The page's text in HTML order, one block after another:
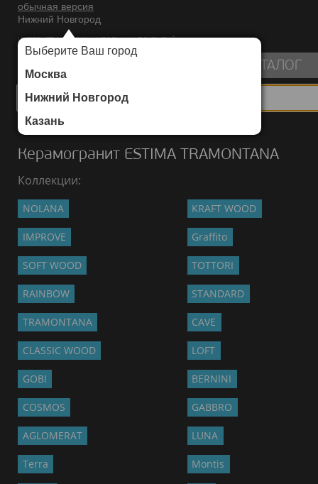
обычная версия
Нижний Новгород
Выберите Ваш город
Москва
Нижний Новгород
Казань
ИНТЕРНЕТ-МАГАЗИН НАПОЛЬНЫХ ПОКРЫТИЙ
КАТАЛОГ
Каталог
Керамогранит ESTIMA TRAMONTANA
Коллекции:
NOLANA KRAFT WOOD
IMPROVE Graffito
SOFT WOOD TOTTORI
RAINBOW STANDARD
TRAMONTANA CAVE
CLASSIC WOOD LOFT
GOBI BERNINI
COSMOS GABBRO
AGLOMERAT LUNA
Terra Montis